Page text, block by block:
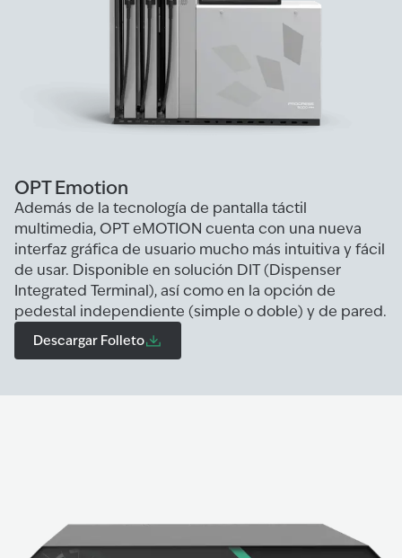
OPT Emotion
Además de la tecnología de pantalla táctil
multimedia, OPT eMOTION cuenta con una nueva
interfaz gráfica de usuario mucho más intuitiva y fácil
de usar. Disponible en solución DIT (Dispenser
Integrated Terminal), así como en la opción de
pedestal independiente (simple o doble) y de pared.
Descargar Folleto